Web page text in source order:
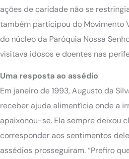
ações de caridade não se
também participou do Movimento
do núcleo da Paróquia Nossa
visitava idosos e doentes nas
Uma resposta ao assédio
Em janeiro de 1993, Augusto da
receber ajuda alimentícia onde a
apaixonou-se. Ela sempre deixou
corresponder aos sentimentos
assédios prosseguiram. “Prefiro